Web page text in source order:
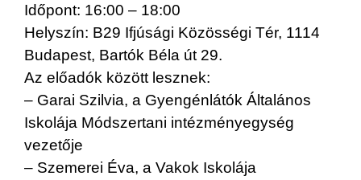
Időpont: 16:00 – 18:00
Helyszín: B29 Ifjúsági Közösségi Tér, 1114
Budapest, Bartók Béla út 29.
Az előadók között lesznek:
– Garai Szilvia, a Gyengénlátók Általános
Iskolája Módszertani intézményegység
vezetője
– Szemerei Éva, a Vakok Iskolája